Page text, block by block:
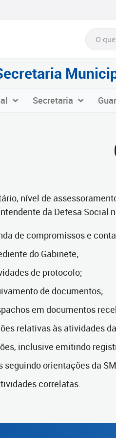
Secretaria
nível de
da Defesa
de compromissos e
do Gabinete;
de protocolo;
de documentos;
em documentos
relativas às atividades
inclusive emitindo
seguindo orientações da
correlatas.